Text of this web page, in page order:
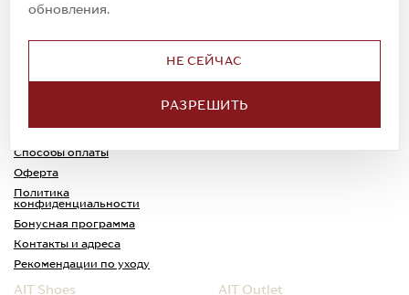
обновления.
НЕ СЕЙЧАС
РАЗРЕШИТЬ
© 2023. AIT Shoes
Все права защищены
Доставка
Способы оплаты
Оферта
Политика
конфиденциальности
Обмен и возврат
Каспи-Ред
Бонусная программа
Контакты и адреса
Рекомендации по уходу
AIT Shoes AIT Outlet